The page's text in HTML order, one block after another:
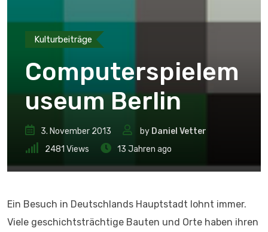
Kulturbeiträge
Computerspielem
useum Berlin
3. November 2013 by Daniel Vetter
2481 Views 13 Jahren ago
Ein Besuch in Deutschlands Hauptstadt lohnt immer.
Viele geschichtsträchtige Bauten und Orte haben ihren